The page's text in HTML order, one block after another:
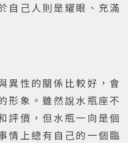
自己人則是耀眼、充滿
異性的關係比較好，會
形象。雖然說水瓶座不
評價，但水瓶一向是個
情上總有自己的一個臨